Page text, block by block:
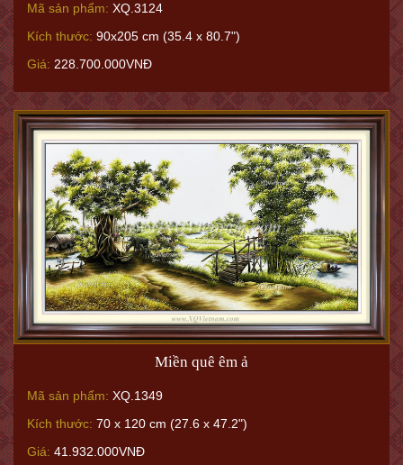
Mã sản phẩm: XQ.3124
Kích thước: 90x205 cm (35.4 x 80.7")
Giá: 228.700.000VNĐ
Miền quê êm ả
Mã sản phẩm: XQ.1349
Kích thước: 70 x 120 cm (27.6 x 47.2")
Giá: 41.932.000VNĐ